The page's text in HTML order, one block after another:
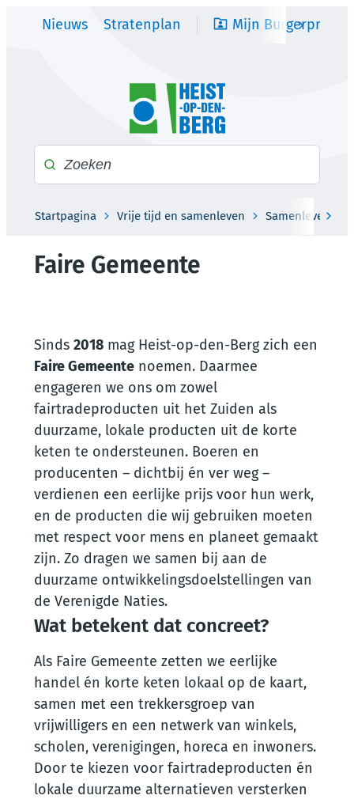
Naar inhoud
scroll
Nieuws Stratenplan Mijn Burgerprofiel
Heist-op-den-Berg
Startpagina Vrije tijd en samenleven Samenleven
Faire Gemeente
Sinds 2018 mag Heist-op-den-Berg zich een
Faire Gemeente noemen. Daarmee
engageren we ons om zowel
fairtradeproducten uit het Zuiden als
duurzame, lokale producten uit de korte
keten te ondersteunen. Boeren en
producenten – dichtbij én ver weg –
verdienen een eerlijke prijs voor hun werk,
en de producten die wij gebruiken moeten
met respect voor mens en planeet gemaakt
zijn. Zo dragen we samen bij aan de
duurzame ontwikkelingsdoelstellingen van
de Verenigde Naties.
Wat betekent dat concreet?
Als Faire Gemeente zetten we eerlijke
handel én korte keten lokaal op de kaart,
samen met een trekkersgroep van
vrijwilligers en een netwerk van winkels,
scholen, verenigingen, horeca en inwoners.
Door te kiezen voor fairtradeproducten én
lokale duurzame alternatieven versterken